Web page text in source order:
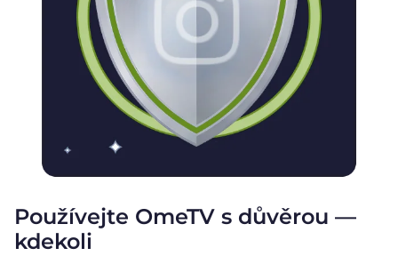
Používejte OmeTV s důvěrou —
kdekoli